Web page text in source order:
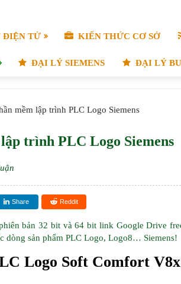
ĐIỆN TỬ KIẾN THỨC CƠ SỞ
ĐẠI LÝ SIEMENS ĐẠI LÝ
mềm lập trình PLC Logo Siemens
trình PLC Logo Siemens
Share Reddit
bản 32 bit và 64 bit link Google Drive
dòng sản phẩm PLC Logo, Logo8… Siemens!
Logo Soft Comfort V8x